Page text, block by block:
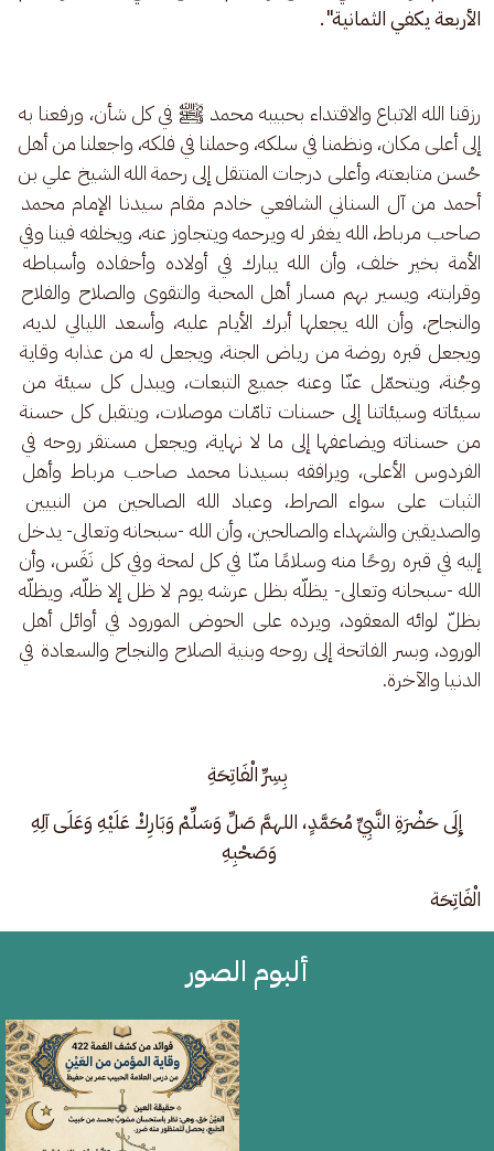
الأربعة يكفي الثمانية".
رزقنا الله الاتباع والاقتداء بحبيبه محمد ﷺ في كل شأن، ورفعنا به
إلى أعلى مكان، ونظمنا في سلكه، وحملنا في فلكه، واجعلنا من أهل
حُسن متابعته، وأعلى درجات المنتقل إلى رحمة الله الشيخ علي بن
أحمد من آل السناني الشافعي خادم مقام سيدنا الإمام محمد
صاحب مرباط، الله يغفر له ويرحمه ويتجاوز عنه، ويخلفه فينا وفي
الأمة بخير خلف، وأن الله يبارك في أولاده وأحفاده وأسباطه
وقرابته، ويسير بهم مسار أهل المحبة والتقوى والصلاح والفلاح
والنجاح، وأن الله يجعلها أبرك الأيام عليه، وأسعد الليالي لديه،
ويجعل قبره روضة من رياض الجنة، ويجعل له من عذابه وقاية
وجُنة، ويتحمّل عنّا وعنه جميع التبعات، ويبدل كل سيئة من
سيئاته وسيئاتنا إلى حسنات تامّات موصلات، ويتقبل كل حسنة
من حسناته ويضاعفها إلى ما لا نهاية، ويجعل مستقر روحه في
الفردوس الأعلى، ويرافقه بسيدنا محمد صاحب مرباط وأهل
الثبات على سواء الصراط، وعباد الله الصالحين من النبيين
والصديقين والشهداء والصالحين، وأن الله -سبحانه وتعالى- يدخل
إليه في قبره روحًا منه وسلامًا منّا في كل لمحة وفي كل نَفَس، وأن
الله -سبحانه وتعالى- يظلّه بظل عرشه يوم لا ظل إلا ظلّه، ويظلّه
بظلّ لوائه المعقود، ويرده على الحوض المورود في أوائل أهل
الورود، وبسر الفاتحة إلى روحه وبنية الصلاح والنجاح والسعادة في
الدنيا والآخرة.
بِسِرِّ الْفَاتِحَةِ
إِلَى حَضْرَةِ النَّبِيِّ مُحَمَّدٍ، اللهمَّ صَلِّ وَسَلِّمْ وَبَارِكْ عَلَيْهِ وَعَلَى آلِهِ
وَصَحْبِهِ
الْفَاتِحَة
ألبوم الصور